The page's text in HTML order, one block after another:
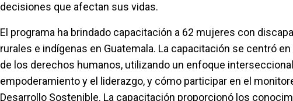
decisiones que afectan sus vidas.
El programa ha brindado capacitación a 62 mujeres con
rurales e indígenas en Guatemala. La capacitación se centró
de los derechos humanos, utilizando un enfoque
empoderamiento y el liderazgo, y cómo participar en el
Desarrollo Sostenible. La capacitación proporcionó los